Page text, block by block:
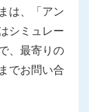
は、「アン
シミュレー
、最寄りの
でお問い合